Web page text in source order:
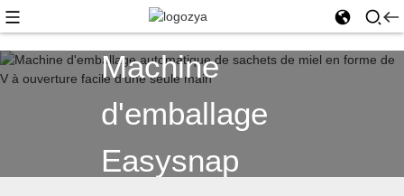
Machine
d'emballage
Easysnap